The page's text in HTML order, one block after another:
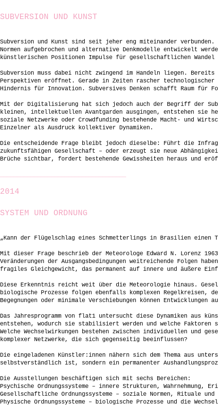
SUBVERSION UND KUNST
Subversion und Kunst sind seit jeher eng miteinander
Normen aufgebrochen und alternative Denkmodelle entwickelt
künstlerischen Positionen Impulse für gesellschaftlichen Wandel
Subversion muss dabei nicht zwingend im Handeln liegen.
Perspektiven eröffnet. Gerade in Zeiten rascher technologischer
Hindernis für Innovation. Subversives Denken schafft Raum für
Mit der Digitalisierung hat sich jedoch auch der Begriff der
kleinen, intellektuellen Avantgarden ausgingen, entstehen sie
soziale Netzwerke oder Crowdfunding bestehende Macht- und
Einzelner als Ausdruck kollektiver Dynamiken.
Die entscheidende Frage bleibt jedoch dieselbe: Führt die
zukunftsfähigen Gesellschaft – oder erzeugt sie neue
Brüche sichtbar, fordert bestehende Gewissheiten heraus und
2014
SYSTEM UND ORDNUNG
„Kann der Flügelschlag eines Schmetterlings in Brasilien einen
Mit dieser Frage beschrieb der Meteorologe Edward N. Lorenz
Veränderungen der Ausgangsbedingungen weitreichende Folgen
fragiles Gleichgewicht, das permanent auf innere und äußere
Diese Erkenntnis reicht weit über die Meteorologie hinaus.
biologische Prozesse folgen ebenfalls komplexen
Begegnungen oder minimale Verschiebungen können
Das Jahresprogramm von flat1 untersucht diese Dynamiken aus
entstehen, wodurch sie stabilisiert werden und welche Faktoren
Welche Wechselwirkungen bestehen zwischen individuellen und
komplexer Netzwerke, die sich gegenseitig beeinflussen?
Die eingeladenen Künstler:innen nähern sich dem Thema aus
selbstverständlich ist, sondern ein permanenter
Die Ausstellungen beschäftigen sich mit sechs Bereichen:
Psychische Ordnungssysteme – innere Strukturen, Wahrnehmung,
Gesellschaftliche Ordnungssysteme – soziale Normen, Rituale
Physische Ordnungssysteme – biologische Prozesse und die